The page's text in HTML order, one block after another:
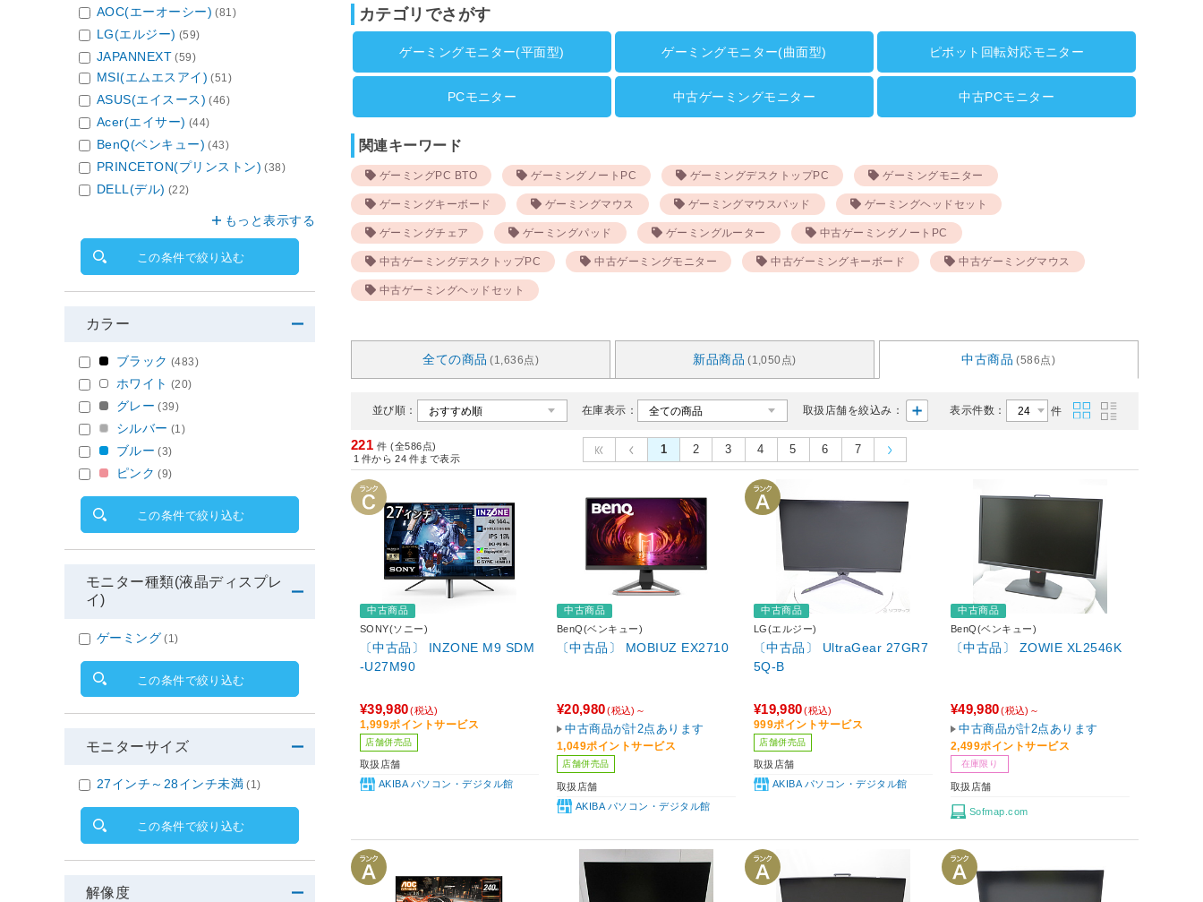
カテゴリでさがす
ゲーミングモニター(平面型) ゲーミングモニター(曲面型) ピボット回転対応モニター
PCモニター 中古ゲーミングモニター 中古PCモニター
関連キーワード
ゲーミングPC BTO ゲーミングノートPC ゲーミングデスクトップPC ゲーミングモニター
ゲーミングキーボード ゲーミングマウス ゲーミングマウスパッド ゲーミングヘッドセット
ゲーミングチェア ゲーミングパッド ゲーミングルーター 中古ゲーミングノートPC
中古ゲーミングデスクトップPC 中古ゲーミングモニター 中古ゲーミングキーボード 中古ゲーミングマウス
中古ゲーミングヘッドセット
全ての商品 (1,636点) 新品商品 (1,050点) 中古商品 (586点)
並び順： 在庫表示： 表示件数： 件
取扱店舗を絞込み：
221 件 (全586点)
1 件から 24 件まで表示
1 2 3 4 5 6 7
中古商品
SONY(ソニー)
〔中古品〕 INZONE M9 SDM
-U27M90
¥39,980(税込)
1,999ポイントサービス
店舗併売品
取扱店舗
AKIBA パソコン・デジタル館
中古商品
BenQ(ベンキュー)
〔中古品〕 MOBIUZ EX2710
¥20,980(税込)～
中古商品が計2点あります
1,049ポイントサービス
店舗併売品
取扱店舗
AKIBA パソコン・デジタル館
中古商品
LG(エルジー)
〔中古品〕 UltraGear 27GR7
5Q-B
¥19,980(税込)
999ポイントサービス
店舗併売品
取扱店舗
AKIBA パソコン・デジタル館
中古商品
BenQ(ベンキュー)
〔中古品〕 ZOWIE XL2546K
¥49,980(税込)～
中古商品が計2点あります
2,499ポイントサービス
在庫限り
取扱店舗
Sofmap.com
AOC(エーオーシー) (81)
LG(エルジー) (59)
JAPANNEXT (59)
MSI(エムエスアイ) (51)
ASUS(エイスース) (46)
Acer(エイサー) (44)
BenQ(ベンキュー) (43)
PRINCETON(プリンストン) (38)
DELL(デル) (22)
もっと表示する
この条件で絞り込む
カラー
ブラック (483)
ホワイト (20)
グレー (39)
シルバー (1)
ブルー (3)
ピンク (9)
この条件で絞り込む
モニター種類(液晶ディスプレ
イ)
ゲーミング (1)
この条件で絞り込む
モニターサイズ
27インチ～28インチ未満 (1)
この条件で絞り込む
解像度